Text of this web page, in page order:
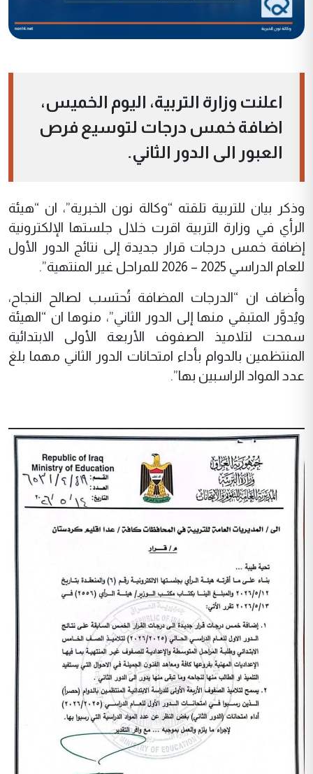
اعلنت وزارة التربية، اليوم الخميس،
اضافة خمس درجات لتوسيع فرص
العبور الى الدور الثاني.
وذكر بيان للتربية تلقته “وكالة نون الخبرية”، ان “هيئة
الرأي في وزارة التربية اقرت خلال جلستها الإلكترونية
إضافة خمس درجات قرار جديدة إلى نتائج الدور الأول
للعام الدراسي 2025 – 2026 للمراحل غير المنتهية”.
وأضاف ان “الدرجات المضافة تُحتسب لصالح النجاح،
ويُدوَّر المتبقي منها إلى الدور الثاني”، منوها ان “الهيئة
سمحت لتلاميذ الصفوف الأربعة الأولى الابتدائية
المنتظمين بالدوام بأداء امتحانات الدور الثاني مهما بلغ
عدد المواد الراسبين بها”.